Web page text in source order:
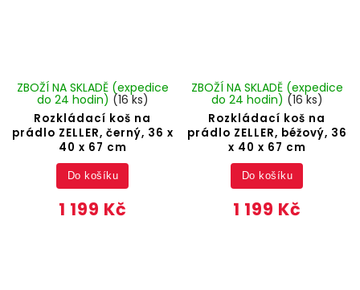
Rozkládací koš na
prádlo ZELLER, černý, 36 x
40 x 67 cm
ZBOŽÍ NA SKLADĚ (expedice
do 24 hodin) (16 ks)
1 199 Kč
Do košíku
Rozkládací koš na
prádlo ZELLER, béžový, 36
x 40 x 67 cm
ZBOŽÍ NA SKLADĚ (expedice
do 24 hodin) (16 ks)
1 199 Kč
Do košíku